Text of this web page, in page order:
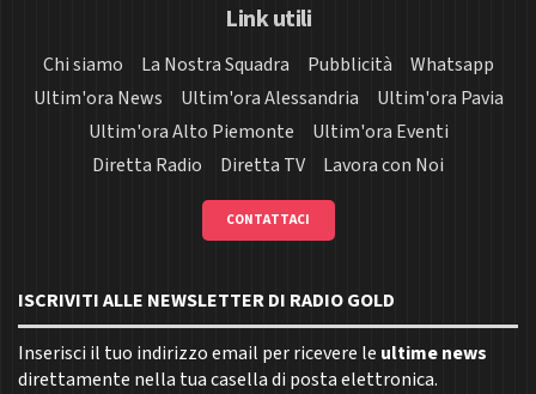
Link utili
Chi siamo La Nostra Squadra Pubblicità
Whatsapp
Ultim'ora News
Ultim'ora Alessandria
Ultim'ora Pavia
Ultim'ora Alto Piemonte
Ultim'ora Eventi
Diretta Radio
Diretta TV Lavora con Noi
CONTATTACI
ISCRIVITI ALLE NEWSLETTER DI RADIO GOLD
Inserisci il tuo indirizzo email per ricevere le ultime news
direttamente nella tua casella di posta elettronica.